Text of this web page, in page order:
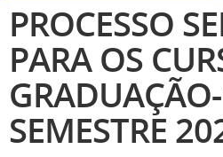
PROCESSO
PARA OS
SEMESTRE